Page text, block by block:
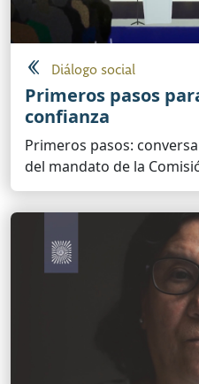
Diálogo social
Primeros pasos
confianza
Primeros pasos:
del mandato de la